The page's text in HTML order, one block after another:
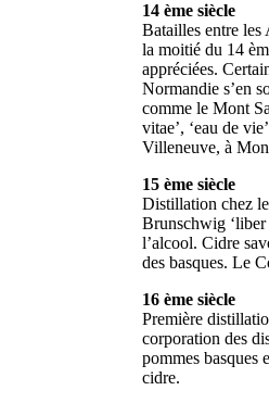
14 ème siècle
Batailles entre les
la moitié du 14
appréciées.
Normandie s’en
comme le Mont
vitae’, ‘eau de
Villeneuve, à
15 ème siècle
Distillation chez
Brunschwig ‘liber
l’alcool. Cidre
des basques. Le
16 ème siècle
Première
corporation des
pommes basques
cidre.